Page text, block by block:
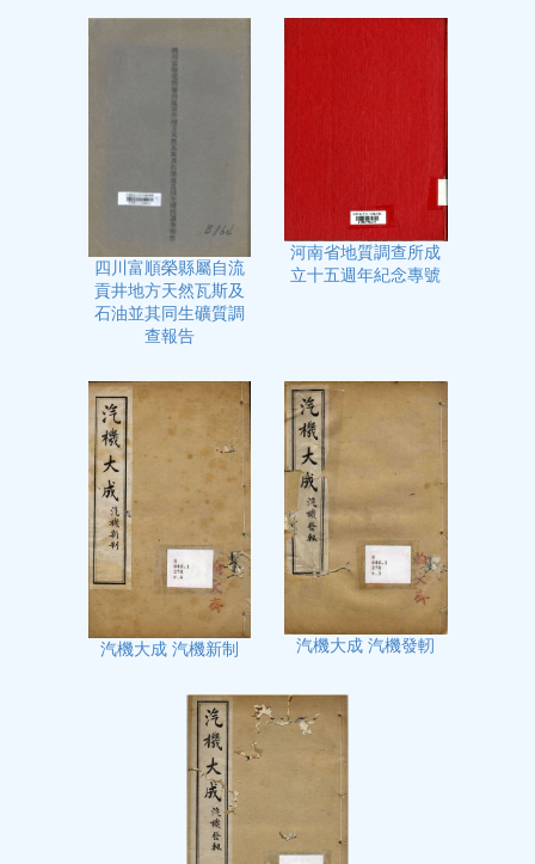
四川富順榮縣屬自流
貢井地方天然瓦斯及
石油並其同生礦質調
查報告
河南省地質調查所成
立十五週年紀念專號
汽機大成 汽機新制 汽機大成 汽機發軔